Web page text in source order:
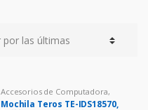
Accesorios de Computadora,
Mochila Notebook
Mochila Teros TE-IDS18570,